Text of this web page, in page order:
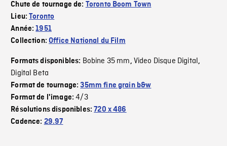
Chute de tournage de: Toronto Boom Town
Lieu:Toronto
Année:1951
Collection:Office National du Film
Formats disponibles: Bobine 35 mm, Video Disque Digital,
Digital Beta
Format de tournage:35mm fine grain b&w
Format de l'image:4/3
Résolutions disponibles:720 x 486
Cadence: 29.97